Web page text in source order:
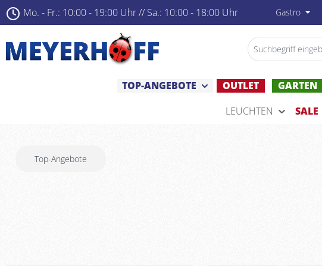
Mo. - Fr.: 10:00 - 19:00 Uhr ­// Sa.: 10:00 - 18:00 Uhr Gastro
TOP-ANGEBOTE OUTLET GARTEN
LEUCHTEN
SALE
Top-Angebote